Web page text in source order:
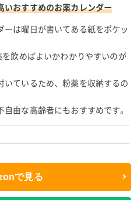
いおすすめのお薬カレンダー
ーは曜日が書いてある紙をポケッ
飲めばよいかわかりやすいのが
いているため、粉薬を収納するの
由な高齢者にもおすすめです。
で見る